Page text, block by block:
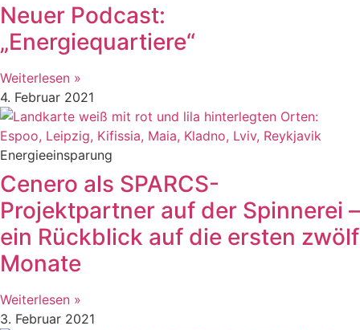
Neuer Podcast:
„Energiequartiere“
Weiterlesen »
4. Februar 2021
Energieeinsparung
Cenero als SPARCS-
Projektpartner auf der Spinnerei –
ein Rückblick auf die ersten zwölf
Monate
Weiterlesen »
3. Februar 2021